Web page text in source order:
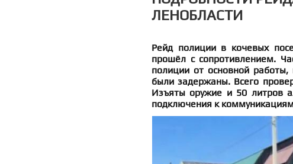
ЛЕНОБЛАСТИ
Рейд полиции в кочевых
прошёл с сопротивлением.
полиции от основной работы,
были задержаны. Всего
Изъяты оружие и 50 литров
подключения к